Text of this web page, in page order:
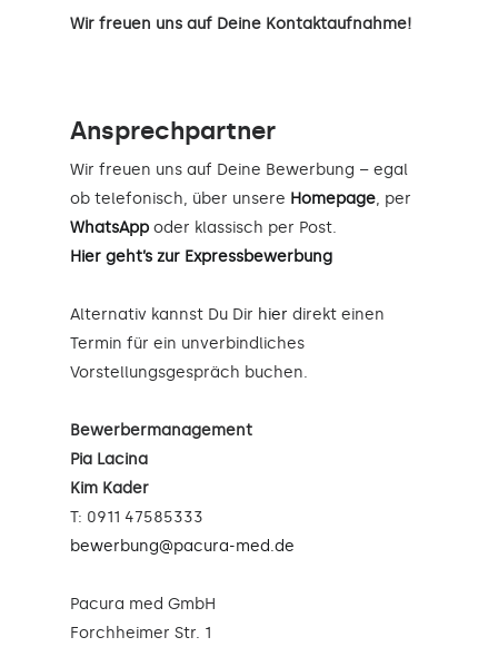
Wir freuen uns auf Deine Kontaktaufnahme!
Ansprechpartner
Wir freuen uns auf Deine Bewerbung – egal
ob telefonisch, über unsere Homepage, per
WhatsApp oder klassisch per Post.
Hier geht’s zur Expressbewerbung
Alternativ kannst Du Dir hier direkt einen
Termin für ein unverbindliches
Vorstellungsgespräch buchen.
Bewerbermanagement
Pia Lacina
Kim Kader
T: 0911 47585333
bewerbung@pacura-med.de
Pacura med GmbH
Forchheimer Str. 1